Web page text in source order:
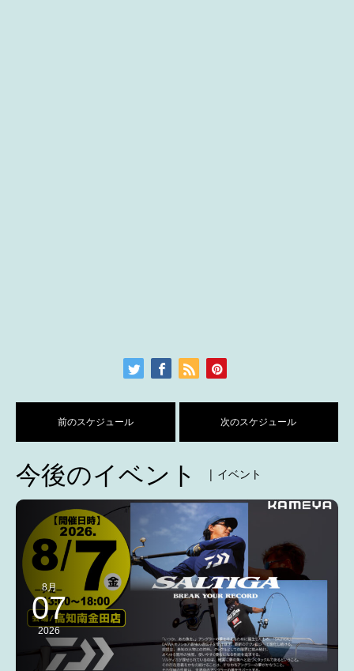
前のスケジュール 次のスケジュール
今後のイベント | イベント
8月
07
2026